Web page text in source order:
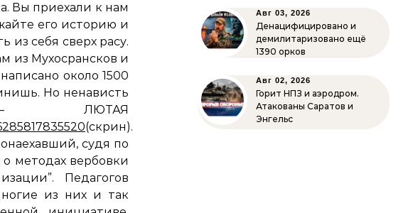
Вы приехали к нам
его историю и
из себя сверх расу.
из Мухосрансков и
около 1500
Но ненависть
ЛЮТАЯ
(скрин).
судя по
о методах вербовки
Педагогов
из них и так
Авг 03, 2026
Денацифицировано и
демилитаризовано ещё
1390 орков
Авг 02, 2026
Горит НПЗ и аэродром.
Атакованы Саратов и
Энгельс